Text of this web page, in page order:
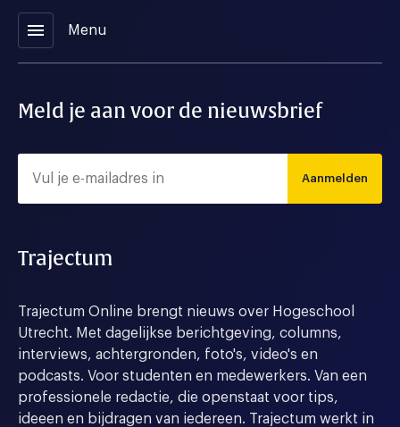
menu Menu
Meld je aan voor de nieuwsbrief
Aanmelden
Trajectum
Trajectum Online brengt nieuws over Hogeschool
Utrecht. Met dagelijkse berichtgeving, columns,
interviews, achtergronden, foto's, video's en
podcasts. Voor studenten en medewerkers. Van een
professionele redactie, die openstaat voor tips,
ideeen en bijdragen van iedereen. Trajectum werkt in